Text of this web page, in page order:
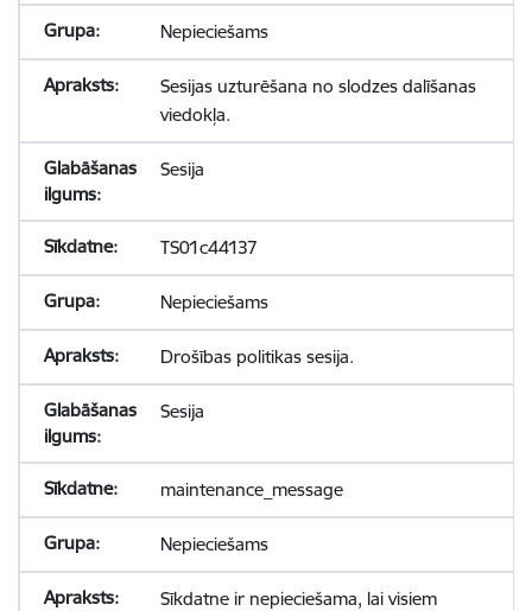
Nepieciešams
Sesijas uzturēšana no slodzes dalīšanas
viedokļa.
Sesija
TS01c44137
Nepieciešams
Drošības politikas sesija.
Sesija
maintenance_message
Nepieciešams
Sīkdatne ir nepieciešama, lai visiem